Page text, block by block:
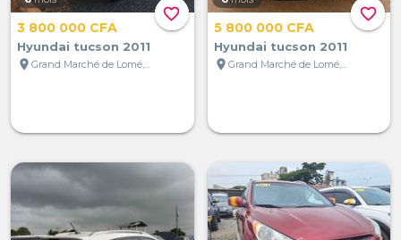
favorite_border
3 800 000 CFA
Hyundai tucson 2011
location_on
Grand Marché de Lomé, Lomé, Togo
favorite_border
5 800 000 CFA
Hyundai tucson 2011
location_on
Grand Marché de Lomé, Lomé, Togo